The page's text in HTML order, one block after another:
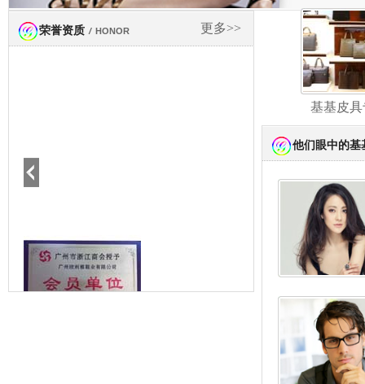
基基皮
更多>>
荣誉资质 / HONOR
他们眼中的基